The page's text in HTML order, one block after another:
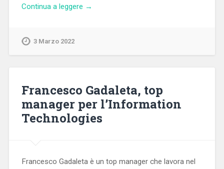
Continua a leggere →
3 Marzo 2022
Francesco Gadaleta, top
manager per l’Information
Technologies
Francesco Gadaleta è un top manager che lavora nel